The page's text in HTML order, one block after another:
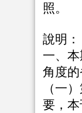
照。
說明：
一、
角度的
（一
要，